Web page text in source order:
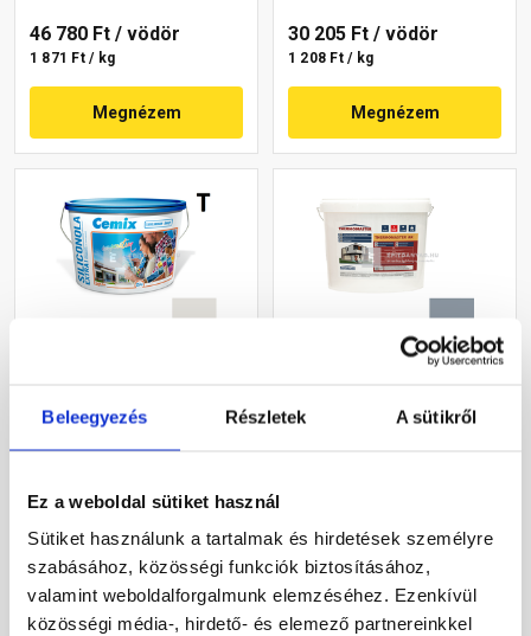
Beleegyezés Részletek A sütikről
Ez a weboldal sütiket használ
Sütiket használunk a tartalmak és hirdetések személyre
szabásához, közösségi funkciók biztosításához,
valamint weboldalforgalmunk elemzéséhez. Ezenkívül
közösségi média-, hirdető- és elemező partnereinkkel
46 780 Ft / vödör
1 871 Ft / kg
Megnézem
30 205 Ft / vödör
1 208 Ft / kg
Megnézem
Extra szilikon
vékonyvakolat, dörzsölt 2
mm 5341 rock 25 kg
51 380 Ft/ vödör
2 055 Ft / kg
Megnézem
Thermomaster akril
40 780 Ft/ db
1 631 Ft / kg
Megnézem